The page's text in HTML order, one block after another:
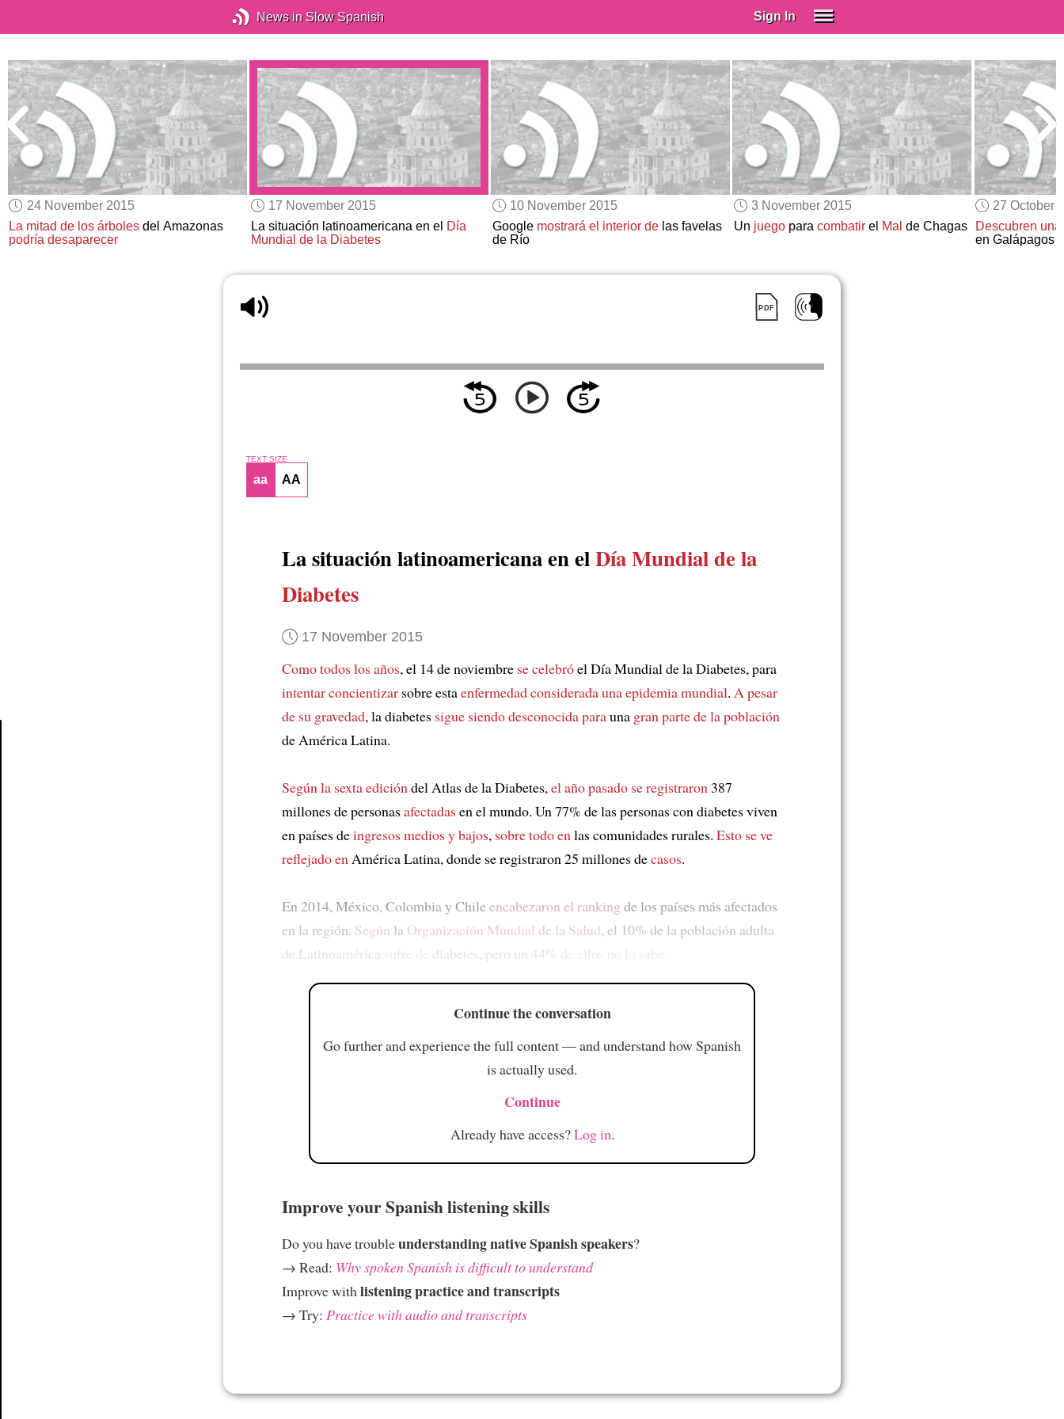
News in Slow Spanish Sign In
Spanish (Spain)
Spanish (Latino)
SUBSCRIBE
EDUCATIONAL LICENSES
GIFT CARDS
OTHER LANGUAGES
24 November 2015
La mitad de los árboles del Amazonas
podría desaparecer
17 November 2015
La situación latinoamericana en el Día
Mundial de la Diabetes
10 November 2015
Google mostrará el interior delas favelas
de Río
3 November 2015
Un juegopara combatirel Mal de Chagas
27 October
Descubren
en Galápagos
TEXT SIZE
aa AA
La situación latinoamericana en elDía Mundial de la
Diabetes
17 November 2015
Como todos los años, el 14 de noviembre se celebróel Día Mundial de la Diabetes, para
intentar concientizar sobre estaenfermedadconsiderada una epidemia mundial. A pesar
de su gravedad, la diabetes sigue siendo desconocida parauna gran parte de la población
de América Latina.
Según la sexta edicióndel Atlas de la Diabetes,el año pasado se registraron 387
millones de personasafectadasen el mundo. Un 77% de las personas con diabetes viven
en países deingresos medios y bajos, sobre todo enlas comunidades rurales. Esto se ve
reflejado enAmérica Latina, donde se registraron 25 millones decasos.
En 2014, México, Colombia y Chileencabezaron el rankingde los países más afectados
en la región. Según la Organización Mundial de la Salud, el 10% de la población adulta
de Latinoamérica sufre de diabetes, pero un 44% de ellos no lo sabe
Continue the conversation
Go further and experience the full content — and understand how Spanish
is actually used.
Continue
Already have access?Log in.
Improve your Spanish listening skills
Do you have troubleunderstanding native Spanish speakers?
→ Read: Why spoken Spanish is difficult to understand
Improve withlistening practice and transcripts
→ Try: Practice with audio and transcripts